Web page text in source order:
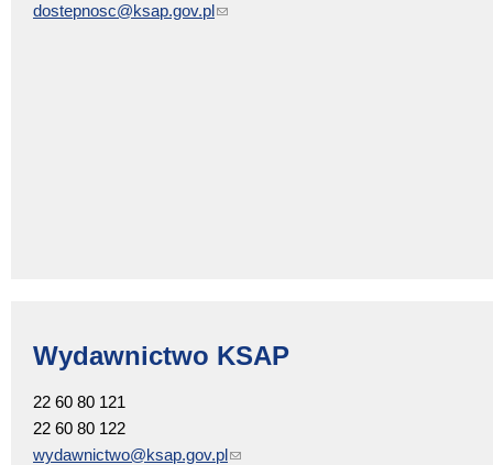
dostepnosc@ksap.gov.pl(link sends e-mail)
Wydawnictwo KSAP
22 60 80 121
22 60 80 122
wydawnictwo@ksap.gov.pl(link sends e-mail)